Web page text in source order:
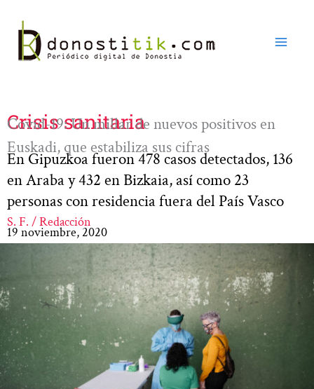
contenido
Crisis sanitaria
Covid-19: Un millar de nuevos positivos en
Euskadi, que estabiliza sus cifras
En Gipuzkoa fueron 478 casos detectados, 136
en Araba y 432 en Bizkaia, así como 23
personas con residencia fuera del País Vasco
S. F. / Redacción
19 noviembre, 2020